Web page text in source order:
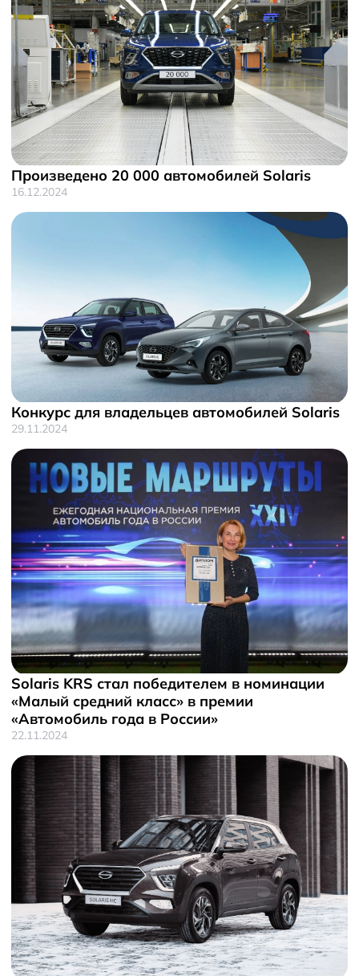
Произведено 20 000 автомобилей Solaris
16.12.2024
Конкурс для владельцев автомобилей Solaris
29.11.2024
Solaris KRS стал победителем в номинации
«Малый средний класс» в премии
«Автомобиль года в России»
22.11.2024